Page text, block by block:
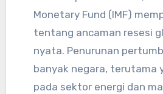
Monetary Fund (IMF)
tentang ancaman resesi
nyata. Penurunan
banyak negara, terutama
pada sektor energi dan